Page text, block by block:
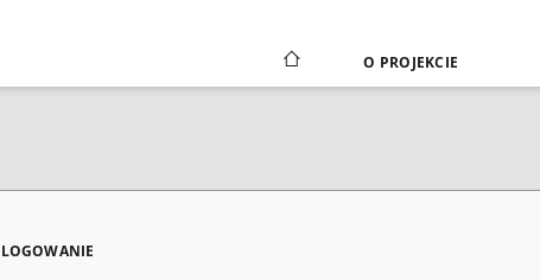
O PROJEKCIE
LOGOWANIE